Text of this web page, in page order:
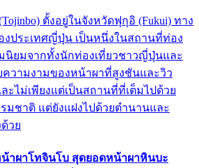
ตั้งอยู่ในจังหวัดฟุกุอิ (Fukui) ทาง
ประเทศญี่ปุ่น เป็นหนึ่งในสถานที่ท่อง
นิยมจากทั้งนักท่องเที่ยวชาวญี่ปุ่นและ
ความงามของหน้าผาที่สูงชันและวิว
ไม่เพียงแต่เป็นสถานที่ที่เต็มไปด้วย
มชาติ แต่ยังแฝงไปด้วยตำนานและ
วย
น้าผาโทจินโบ สุดยอดหน้าผาหินบะ